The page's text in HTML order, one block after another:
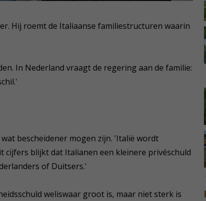
Hij roemt de Italiaanse familiestructuren waarin
In Nederland vraagt de regering aan de familie:
bescheidener mogen zijn. 'Italië wordt
blijkt dat Italianen een kleinere privéschuld
of Duitsers.'
weliswaar groot is, maar niet sterk is